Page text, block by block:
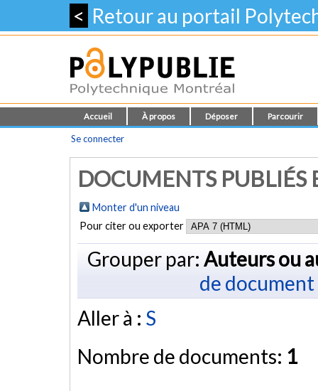
< Retour au portail
Accueil À propos Déposer Parcourir
Se connecter
DOCUMENTS PUBLIÉS
Monter d'un niveau
Pour citer ou exporter
Grouper par: Auteurs ou
de document
Aller à : S
Nombre de documents: 1